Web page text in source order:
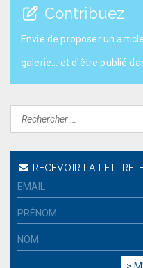
Contribuez
Envie de proposer un
galerie... et d'être publié
RECEVOIR LA LETTRE-